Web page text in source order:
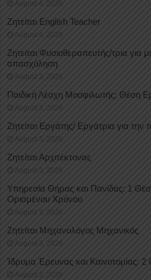
August 4, 2026
Ζητείται English Teacher
August 4, 2026
Ζητείται Φυσιοθεραπευτής/τρια για
απασχόληση
August 3, 2026
Παιδική Λέσχη Μοσφιλωτής: Θέση
August 3, 2026
Ζητείται Εργάτης/ Εργάτρια για
August 3, 2026
Ζητείται Αρχιτέκτονας
August 3, 2026
Υπηρεσία Θήρας και Πανίδας: 1
Oρισμένου Xρόνου
August 3, 2026
Ζητείται Μηχανολόγος Μηχανικός
August 3, 2026
Ίδρυμα Έρευνας και Καινοτομίας: 2
August 3, 2026